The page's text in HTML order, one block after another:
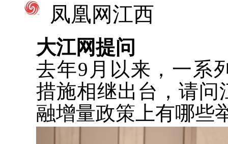
凤凰网江西
大江网提问
去年9月以来，一系
措施相继出台，请问
融增量政策上有哪些